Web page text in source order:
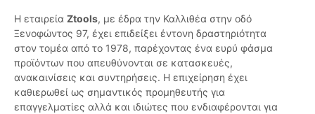
Η εταιρεία Ztools, με έδρα την Καλλιθέα στην οδό
Ξενοφώντος 97, έχει επιδείξει έντονη δραστηριότητα
στον τομέα από το 1978, παρέχοντας ένα ευρύ φάσμα
προϊόντων που απευθύνονται σε κατασκευές,
ανακαινίσεις και συντηρήσεις. Η επιχείρηση έχει
καθιερωθεί ως σημαντικός προμηθευτής για
επαγγελματίες αλλά και ιδιώτες που ενδιαφέρονται για